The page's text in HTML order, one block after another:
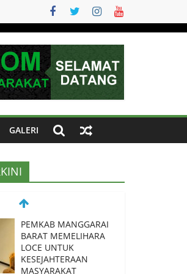
GALERI
PEMKAB MANGGARAI
BARAT MEMELIHARA
LOCE UNTUK
KESEJAHTERAAN
MASYARAKAT